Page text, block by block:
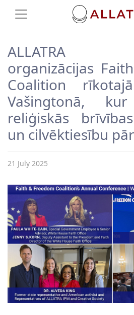
ALLATRA
organizācijas
Coalition
Vašingtonā,
reliģiskās
un cilvēktiesību
21 July 2025